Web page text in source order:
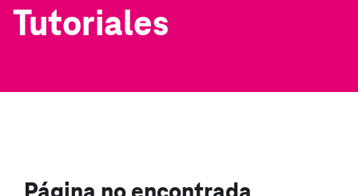
Tutoriales